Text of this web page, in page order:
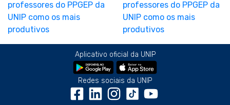
Aplicativo oficial da UNIP
Redes sociais da UNIP